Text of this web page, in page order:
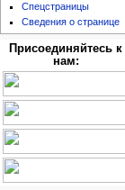
Спецстраницы
Сведения о странице
Присоединяйтесь к
нам: